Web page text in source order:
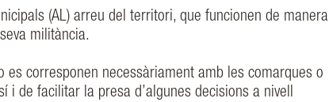
(AL) arreu del territori, que funcionen de manera
militància.
es corresponen necessàriament amb les comarques o
i de facilitar la presa d’algunes decisions a nivell